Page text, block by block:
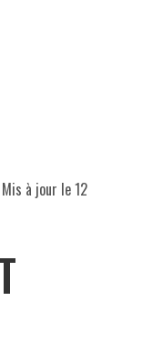
à jour le12